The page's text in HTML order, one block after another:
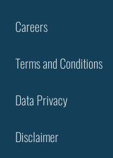
Careers
Terms and Conditions
Data Privacy
Disclaimer